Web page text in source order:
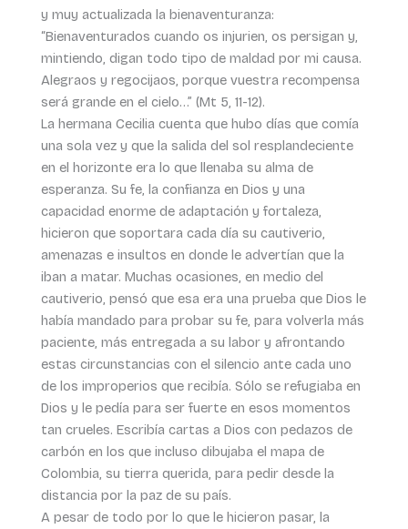
y muy actualizada la bienaventuranza:
“Bienaventurados cuando os injurien, os persigan y,
mintiendo, digan todo tipo de maldad por mi causa.
Alegraos y regocijaos, porque vuestra recompensa
será grande en el cielo…” (Mt 5, 11-12).
La hermana Cecilia cuenta que hubo días que comía
una sola vez y que la salida del sol resplandeciente
en el horizonte era lo que llenaba su alma de
esperanza. Su fe, la confianza en Dios y una
capacidad enorme de adaptación y fortaleza,
hicieron que soportara cada día su cautiverio,
amenazas e insultos en donde le advertían que la
iban a matar. Muchas ocasiones, en medio del
cautiverio, pensó que esa era una prueba que Dios le
había mandado para probar su fe, para volverla más
paciente, más entregada a su labor y afrontando
estas circunstancias con el silencio ante cada uno
de los improperios que recibía. Sólo se refugiaba en
Dios y le pedía para ser fuerte en esos momentos
tan crueles. Escribía cartas a Dios con pedazos de
carbón en los que incluso dibujaba el mapa de
Colombia, su tierra querida, para pedir desde la
distancia por la paz de su país.
A pesar de todo por lo que le hicieron pasar, la